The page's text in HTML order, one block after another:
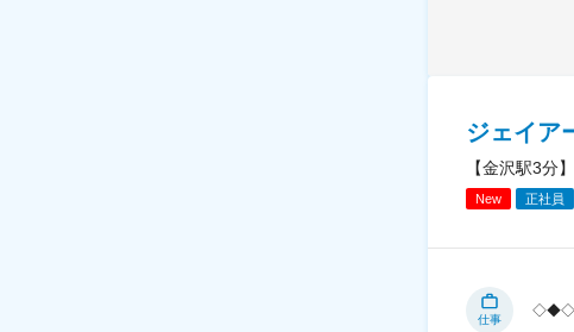
ジェイア
【金沢駅3分
New 正社員
仕事
◇◆◇